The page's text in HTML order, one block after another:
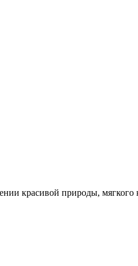
красивой природы, мягкого